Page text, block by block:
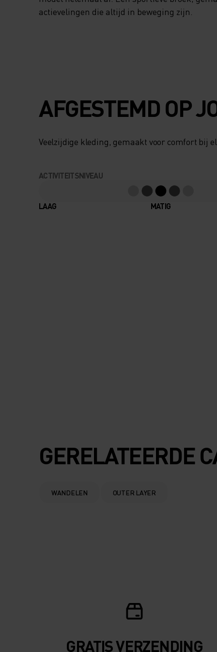
actievelingen die altijd in beweging zijn.
AFGESTEMD OP
Veelzijdige kleding, gemaakt voor comfort bij
ACTIVITEITSNIVEAU
LAAG MATIG
GERELATEERDE
WANDELEN OUTER LAYER
GRATIS VERZENDING​​​​​​​​​​​​​​